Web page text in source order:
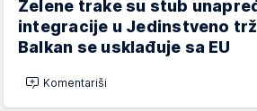
Zelene trake su stub
integracije u Jedinstveno
Balkan se usklađuje sa EU
Komentariši